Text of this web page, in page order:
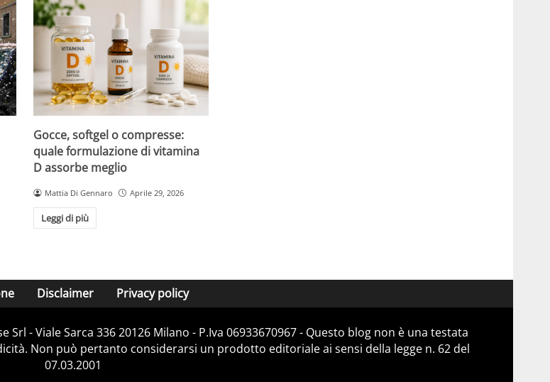
Gocce, softgel o compresse:
quale formulazione di vitamina
D assorbe meglio
Mattia Di Gennaro Aprile 29, 2026
Leggi di più
Disclaimer Privacy policy
- Viale Sarca 336 20126 Milano - P.Iva 06933670967 - Questo blog non è una testata
Non può pertanto considerarsi un prodotto editoriale ai sensi della legge n. 62 del
07.03.2001